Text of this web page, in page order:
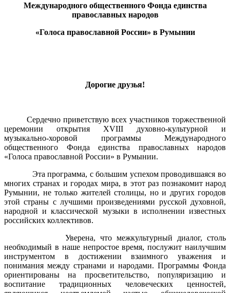
Международного общественного Фонда единства
православных народов
«Голоса православной России» в Румынии
Дорогие друзья!
Сердечно приветствую всех участников торжественной
церемонии открытия XVIII духовно-культурной и
музыкально-хоровой программы Международного
общественного Фонда единства православных народов
«Голоса православной России» в Румынии.
Эта программа, с большим успехом проводившаяся во
многих странах и городах мира, в этот раз познакомит народ
Румынии, не только жителей столицы, но и других городов
этой страны с лучшими произведениями русской духовной,
народной и классической музыки в исполнении известных
российских коллективов.
Уверена, что межкультурный диалог, столь
необходимый в наше непростое время, послужит наилучшим
инструментом в достижении взаимного уважения и
понимания между странами и народами. Программы Фонда
ориентированы на просветительство, популяризацию и
воспитание традиционных человеческих ценностей,